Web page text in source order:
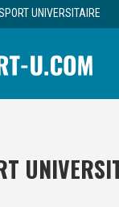
UNIVERSITAIRE